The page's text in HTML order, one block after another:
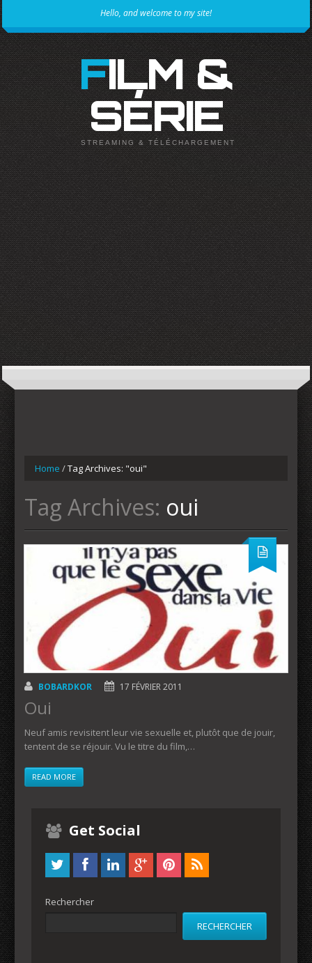
Hello, and welcome to my site!
FILM &
SÉRIE
STREAMING & TÉLÉCHARGEMENT
Home /Tag Archives: "oui"
Tag Archives: oui
BOBARDKOR 17 FÉVRIER 2011
Oui
Neuf amis revisitent leur vie sexuelle et, plutôt que de jouir,
tentent de se réjouir. Vu le titre du film,…
READ MORE
Get Social
Rechercher
RECHERCHER